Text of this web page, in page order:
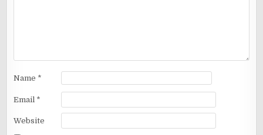
Name *
Email *
Website